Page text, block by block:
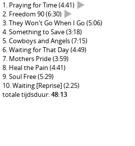
Praying for Time(4:41)
Freedom 90(6:30)
They Won't Go When I Go (5:06)
Something to Save(3:18)
Cowboys and Angels(7:15)
Waiting for That Day(4:49)
Mothers Pride(3:59)
Heal the Pain (4:41)
Soul Free(5:29)
Waiting [Reprise](2:25)
totale tijdsduur:48:13